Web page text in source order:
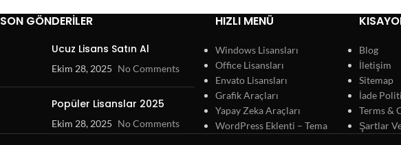
SON GÖNDERILER
Ucuz Lisans Satın Al
Ekim 28, 2025 No Comments
Popüler Lisanslar 2025
Ekim 28, 2025 No Comments
HIZLI MENÜ
Windows Lisansları
Office Lisansları
Envato Lisansları
Grafik Araçları
Yapay Zeka Araçları
WordPress Eklenti – Tema
Blog
İletişim
Sitemap
İade
Terms &
Şartlar